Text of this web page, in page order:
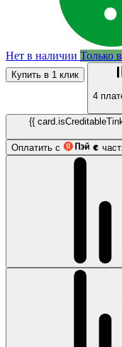
Нет в наличии Только
Купить в 1 клик
4
{{
Оплатить с